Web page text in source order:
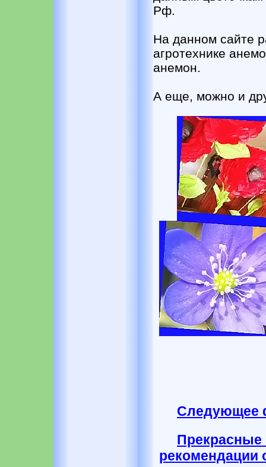
Рф.
На данном сайте
агротехнике
анемон.
А еще, можно и
Следующее
рекомендации